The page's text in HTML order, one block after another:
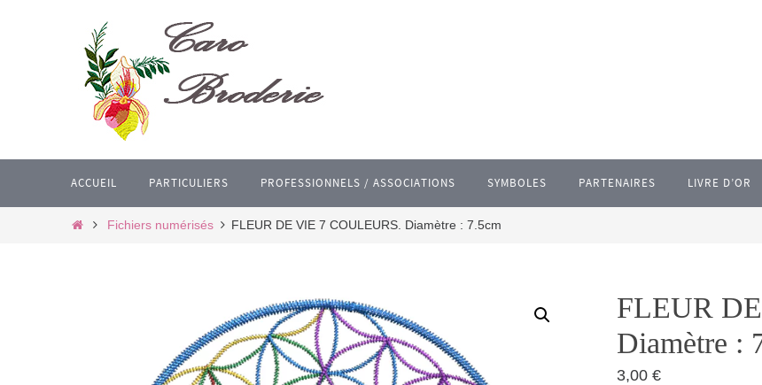
ACCUEIL PARTICULIERS PROFESSIONNELS / ASSOCIATIONS SYMBOLES PARTENAIRES LIVRE D’OR
HomeFichiers numérisés FLEUR DE VIE 7 COULEURS. Diamètre : 7.5cm
FLEUR
Diamètre :
3,00 €